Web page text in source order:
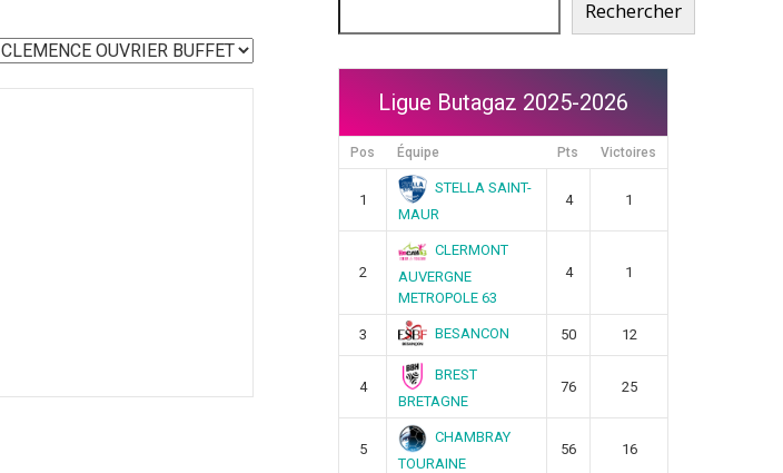
Rechercher
Ligue Butagaz 2025-2026
Pos Équipe Pts Victoires
1
STELLA SAINT-
MAUR
4 1
2
CLERMONT
AUVERGNE
METROPOLE 63
4 1
3 BESANCON 50 12
4
BREST
BRETAGNE
76 25
5
CHAMBRAY
TOURAINE
56 16